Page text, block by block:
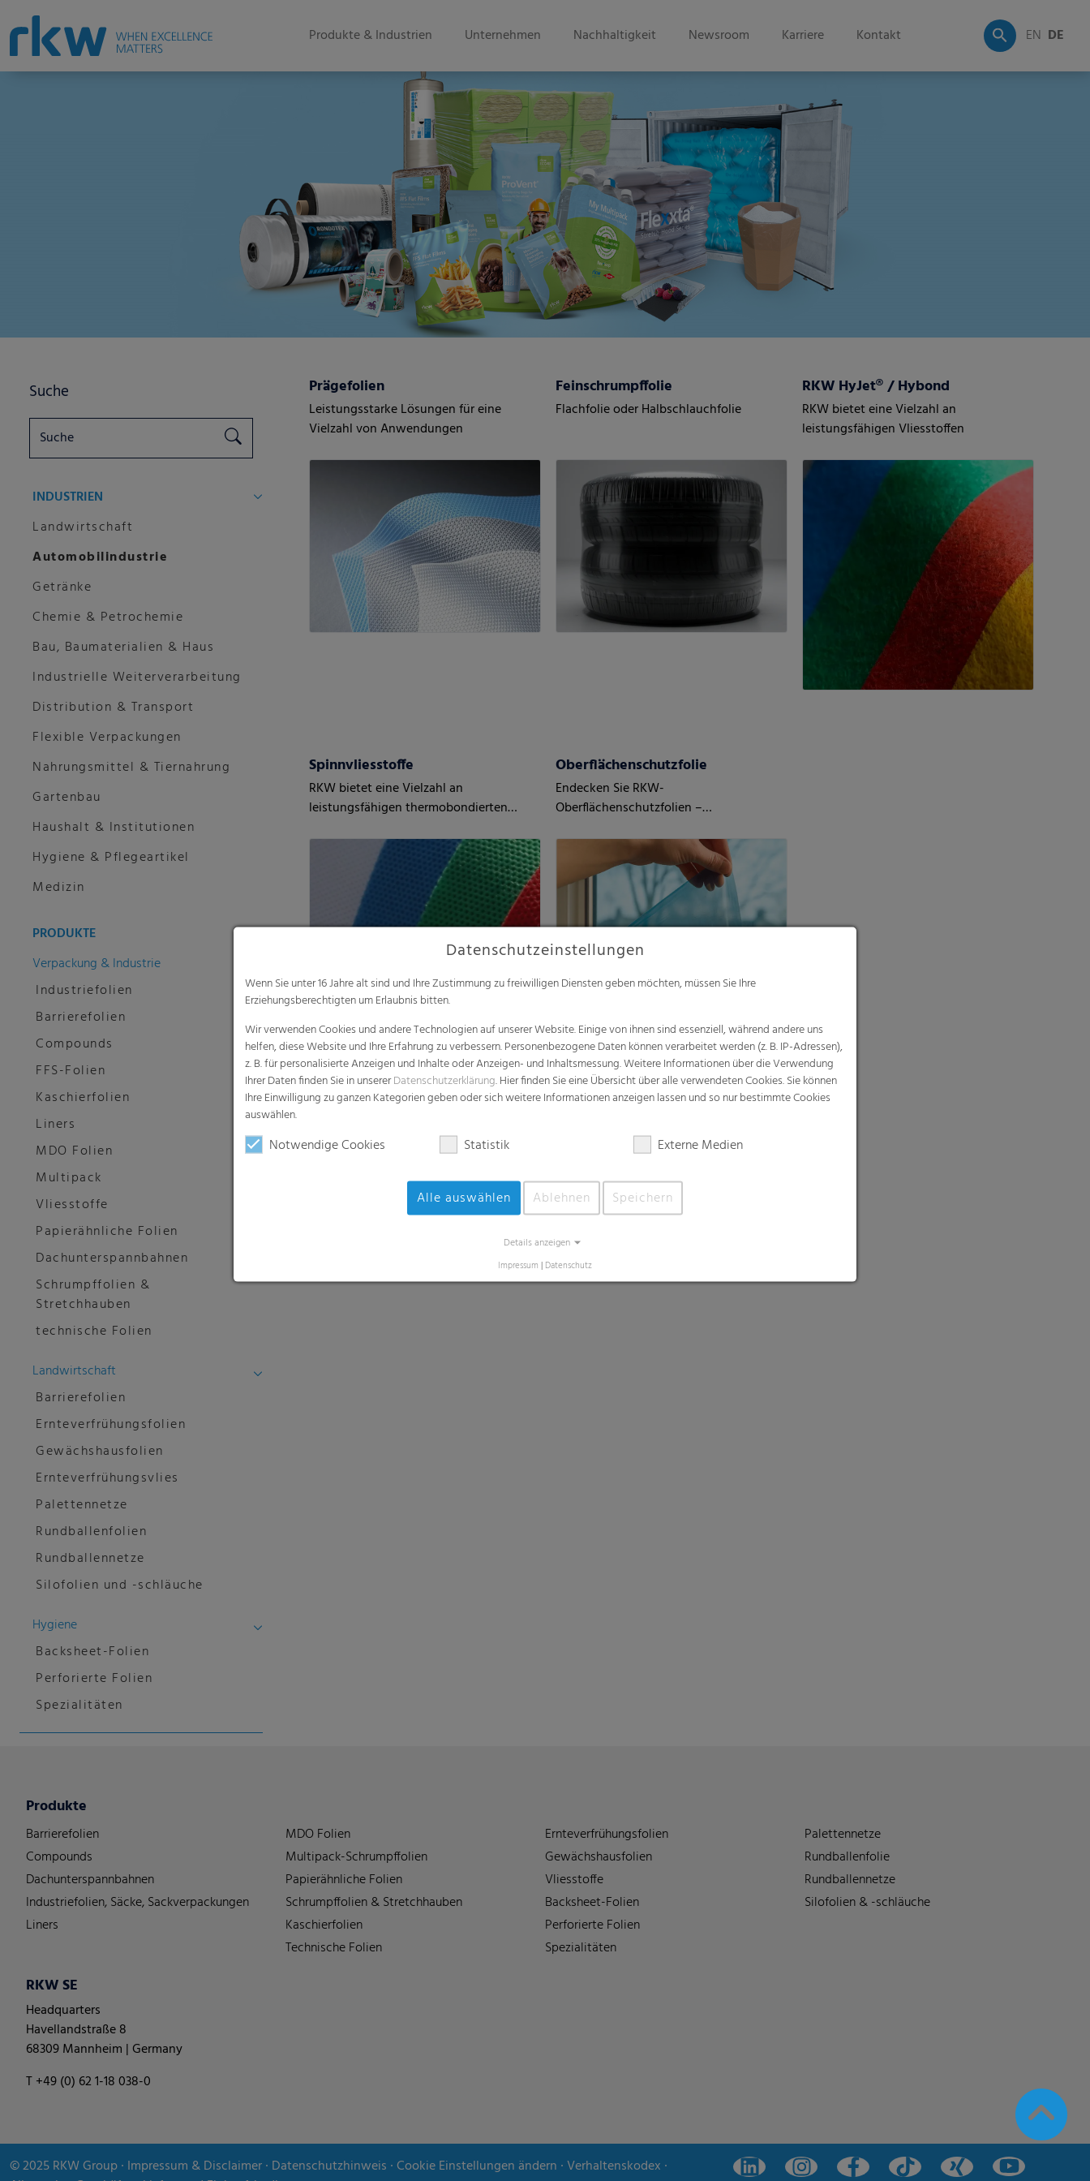
Produkte & Industrien Unternehmen Nachhaltigkeit Newsroom Karriere Kontakt EN DE
Prägefolien
Leistungsstarke Lösungen für eine
Vielzahl von Anwendungen
Feinschrumpffolie
Flachfolie oder Halbschlauchfolie
RKW HyJet® / Hybond
RKW bietet eine Vielzahl an
leistungsfähigen Vliesstoffen
Spinnvliesstoffe
RKW bietet eine Vielzahl an
leistungsfähigen thermobondierten
Oberflächenschutzfolie
Endecken Sie RKW-
Oberflächenschutzfolien –
und den Bedarf Ihrer Kunden
Suche
INDUSTRIEN
Landwirtschaft
Automobilindustrie
Getränke
Chemie & Petrochemie
Bau, Baumaterialien & Haus
Industrielle Weiterverarbeitung
Distribution & Transport
Flexible Verpackungen
Nahrungsmittel & Tiernahrung
Gartenbau
Haushalt & Institutionen
Hygiene & Pflegeartikel
Medizin
PRODUKTE
Verpackung & Industrie
Industriefolien
Barrierefolien
Compounds
FFS-Folien
Kaschierfolien
Liners
MDO Folien
Multipack
Vliesstoffe
Papierähnliche Folien
Dachunterspannbahnen
Schrumpffolien &
Stretchhauben
technische Folien
Landwirtschaft
Barrierefolien
Ernteverfrühungsfolien
Gewächshausfolien
Ernteverfrühungsvlies
Palettennetze
Rundballenfolien
Rundballennetze
Silofolien und -schläuche
Hygiene
Backsheet-Folien
Perforierte Folien
Spezialitäten
Datenschutzeinstellungen
Wenn Sie unter 16 Jahre alt sind und Ihre Zustimmung zu freiwilligen Diensten geben möchten, müssen Sie Ihre
Erziehungsberechtigten um Erlaubnis bitten.
Wir verwenden Cookies und andere Technologien auf unserer Website. Einige von ihnen sind essenziell, während andere uns
helfen, diese Website und Ihre Erfahrung zu verbessern. Personenbezogene Daten können verarbeitet werden (z. B. IP-Adressen),
z. B. für personalisierte Anzeigen und Inhalte oder Anzeigen- und Inhaltsmessung. Weitere Informationen über die Verwendung
Ihrer Daten finden Sie in unsererDatenschutzerklärung. Hier finden Sie eine Übersicht über alle verwendeten Cookies. Sie können
Ihre Einwilligung zu ganzen Kategorien geben oder sich weitere Informationen anzeigen lassen und so nur bestimmte Cookies
auswählen.
Notwendige Cookies Statistik Externe Medien
Alle auswählen Ablehnen Speichern
Details anzeigen
Impressum | Datenschutz
Produkte
Barrierefolien
Compounds
Dachunterspannbahnen
Industriefolien, Säcke, Sackverpackungen
Liners
MDO Folien
Multipack-Schrumpffolien
Papierähnliche Folien
Schrumpffolien & Stretchhauben
Kaschierfolien
Technische Folien
Ernteverfrühungsfolien
Gewächshausfolien
Vliesstoffe
Backsheet-Folien
Perforierte Folien
Spezialitäten
Palettennetze
Rundballenfolie
Rundballennetze
Silofolien & -schläuche
RKW SE
Headquarters
Havellandstraße 8
68309 Mannheim | Germany
T +49 (0) 62 1-18 038-0
© 2025RKW Group∙ Impressum & Disclaimer∙ Datenschutzhinweis ∙Cookie Einstellungen ändern ∙Verhaltenskodex ∙